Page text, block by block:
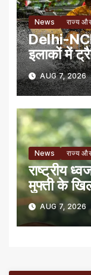
News राज्य
Delhi-
इलाकों में
AUG 7, 2026
News राज्य
राष्ट्रीय
मुफ्ती के
AUG 7, 2026